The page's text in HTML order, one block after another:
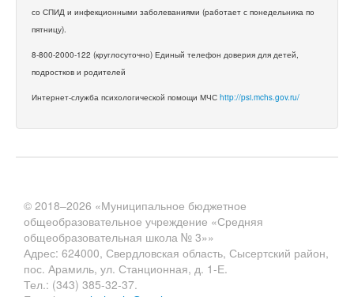
со СПИД и инфекционными заболеваниями (работает с понедельника по
пятницу).
8-800-2000-122 (круглосуточно) Единый телефон доверия для детей,
подростков и родителей
Интернет-служба психологической помощи МЧС http://psi.mchs.gov.ru/
© 2018–2026 «Муниципальное бюджетное
общеобразовательное учреждение «Средняя
общеобразовательная школа № 3»»
Адрес: 624000, Свердловская область, Сысертский район,
пос. Арамиль, ул. Станционная, д. 1-Е.
Тел.: (343) 385-32-37.